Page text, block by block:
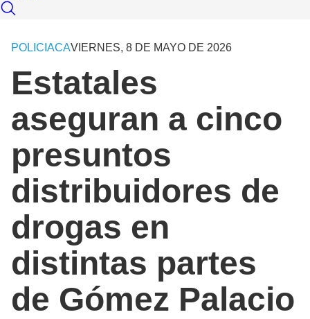
POLICIACAVIERNES, 8 DE MAYO DE 2026
Estatales
aseguran a cinco
presuntos
distribuidores de
drogas en
distintas partes
de Gómez Palacio